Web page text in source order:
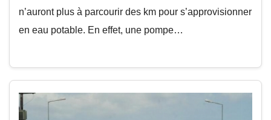
n’auront plus à parcourir des km pour s’approvisionner
en eau potable. En effet, une pompe…